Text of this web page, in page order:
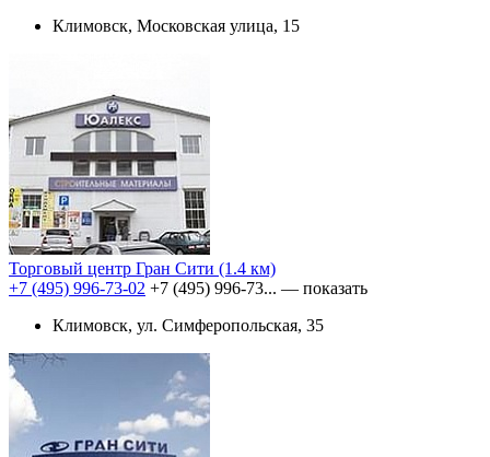
Климовск, Московская улица, 15
Торговый центр Гран Сити (1.4 км)
+7 (495) 996-73-02 +7 (495) 996-73... — показать
Климовск, ул. Симферопольская, 35